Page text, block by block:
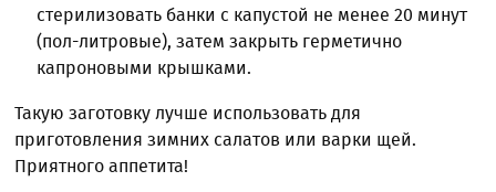
стерилизовать банки с капустой не менее 20 минут
(пол-литровые), затем закрыть герметично
капроновыми крышками.
Такую заготовку лучше использовать для
приготовления зимних салатов или варки щей.
Приятного аппетита!